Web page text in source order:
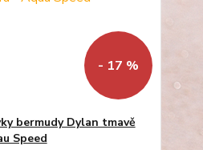
- 17 %
bermudy Dylan tmavě
Speed